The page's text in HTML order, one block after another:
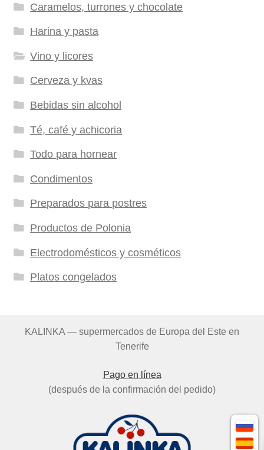
Caramelos, turrones y chocolate
Harina y pasta
Vino y licores
Cerveza y kvas
Bebidas sin alcohol
Té, café y achicoria
Todo para hornear
Condimentos
Preparados para postres
Productos de Polonia
Electrodomésticos y cosméticos
Platos congelados
KALINKA — supermercados de Europa del Este en
Tenerife
Pago en línea
(después de la confirmación del pedido)